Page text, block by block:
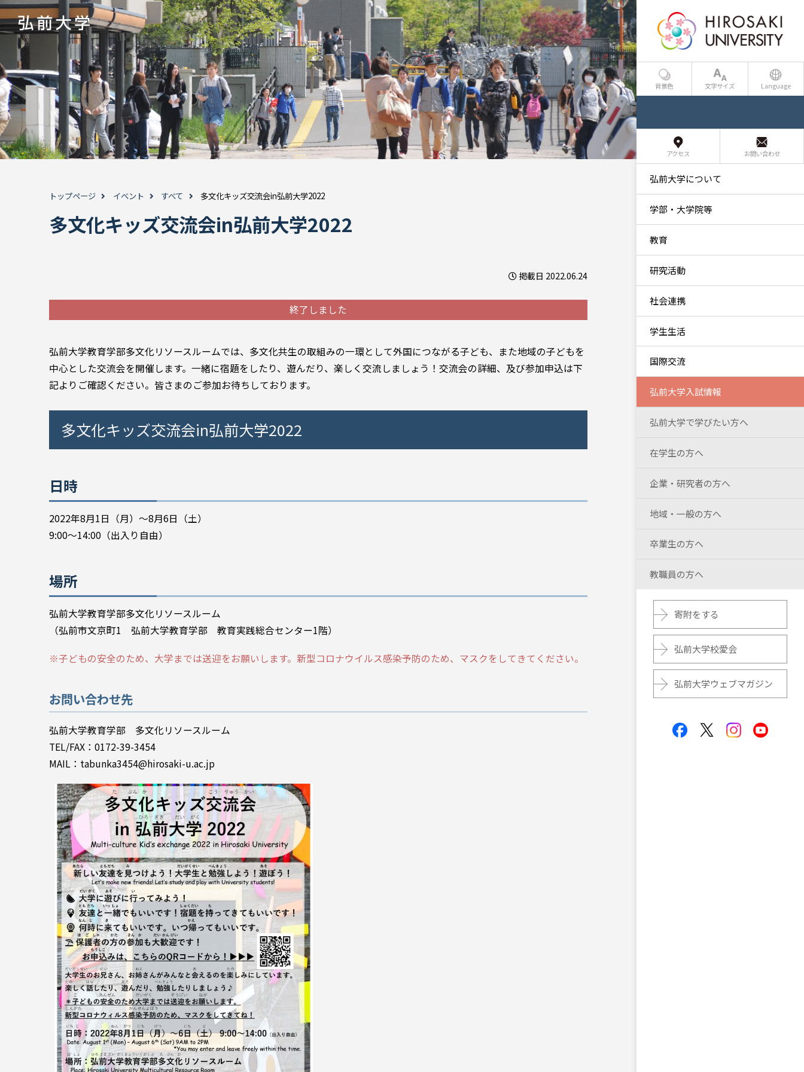
トップページ イベント すべて 多文化キッズ交流会in弘前大学2022
多文化キッズ交流会in弘前大学2022
掲載日 2022.06.24
終了しました
弘前大学教育学部多文化リソースルームでは、多文化共生の取組みの一環として外国につながる子ども、また地域の子どもを
中心とした交流会を開催します。一緒に宿題をしたり、遊んだり、楽しく交流しましょう！交流会の詳細、及び参加申込は下
記よりご確認ください。皆さまのご参加お待ちしております。
多文化キッズ交流会in弘前大学2022
日時
2022年8月1日（月）～8月6日（土）
9:00～14:00（出入り自由）
場所
弘前大学教育学部多文化リソースルーム
（弘前市文京町1 弘前大学教育学部 教育実践総合センター1階）
※子どもの安全のため、大学までは送迎をお願いします。新型コロナウイルス感染予防のため、マスクをしてきてください。
お問い合わせ先
弘前大学教育学部 多文化リソースルーム
TEL/FAX：0172-39-3454
MAIL：tabunka3454@hirosaki-u.ac.jp
背景色 文字サイズ Language
アクセス お問い合わせ
弘前大学について
学部・大学院等
教育
研究活動
社会連携
学生生活
国際交流
弘前大学入試情報
弘前大学で学びたい方へ
在学生の方へ
企業・研究者の方へ
地域・一般の方へ
卒業生の方へ
教職員の方へ
寄附をする
弘前大学校愛会
弘前大学ウェブマガジン